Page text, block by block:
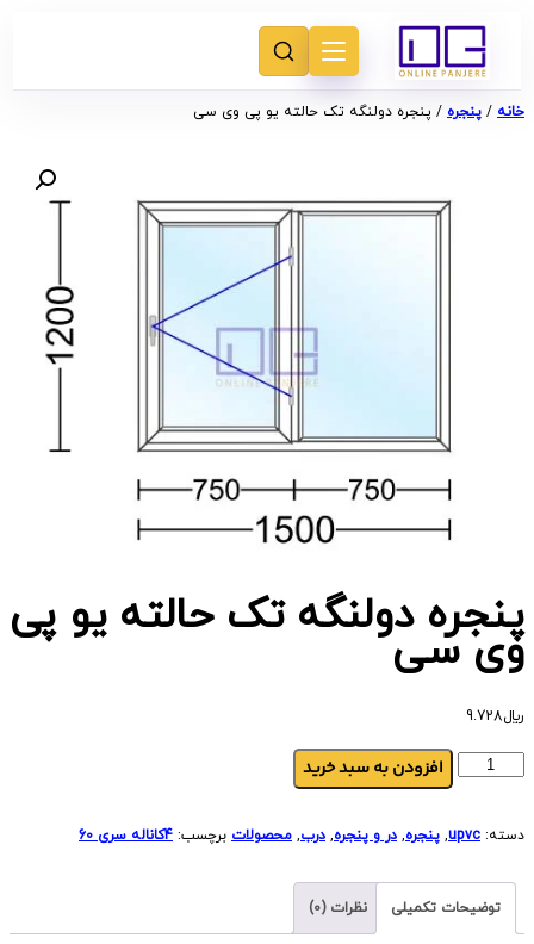
خانه / پنجره / پنجره دولنگه تک حالته یو پی وی سی
پنجره دولنگه تک حالته یو پی
وی سی
﷼9.728
افزودن به سبد خرید
دسته: upvc
, پنجره, در و پنجره, درب, محصولات برچسب: 4کاناله سری 60
توضیحات تکمیلی نظرات (0)